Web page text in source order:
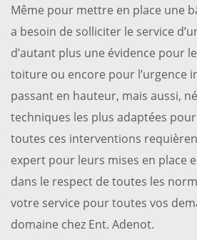
Même pour mettre en place une
a besoin de solliciter le service
d’autant plus une évidence pour
toiture ou encore pour l’urgence
passant en hauteur, mais aussi,
techniques les plus adaptées
toutes ces interventions
expert pour leurs mises en place
dans le respect de toutes les
votre service pour toutes vos
domaine chez Ent. Adenot.